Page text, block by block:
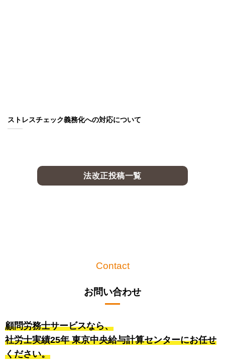
ストレスチェック義務化への対応について
法改正投稿一覧
Contact
お問い合わせ
顧問労務士サービスなら、
社労士実績25年 東京中央給与計算センターにお任せ
ください。